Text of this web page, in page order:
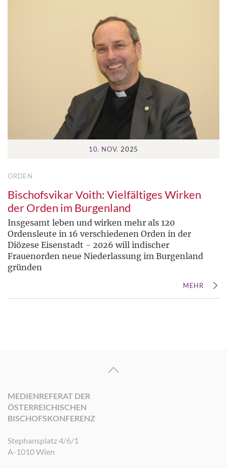
10. NOV. 2025
ORDEN
Bischofsvikar Voith: Vielfältiges Wirken
der Orden im Burgenland
Insgesamt leben und wirken mehr als 120
Ordensleute in 16 verschiedenen Orden in der
Diözese Eisenstadt - 2026 will indischer
Frauenorden neue Niederlassung im Burgenland
gründen
MEHR
MEDIENREFERAT DER
ÖSTERREICHISCHEN
BISCHOFSKONFERENZ
Stephansplatz 4/6/1
A-1010 Wien